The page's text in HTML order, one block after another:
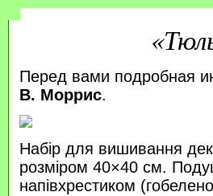
Перед вами подробная
В. Моррис.
Набір для вишивання
розміром 40×40 см.
напівхрестиком